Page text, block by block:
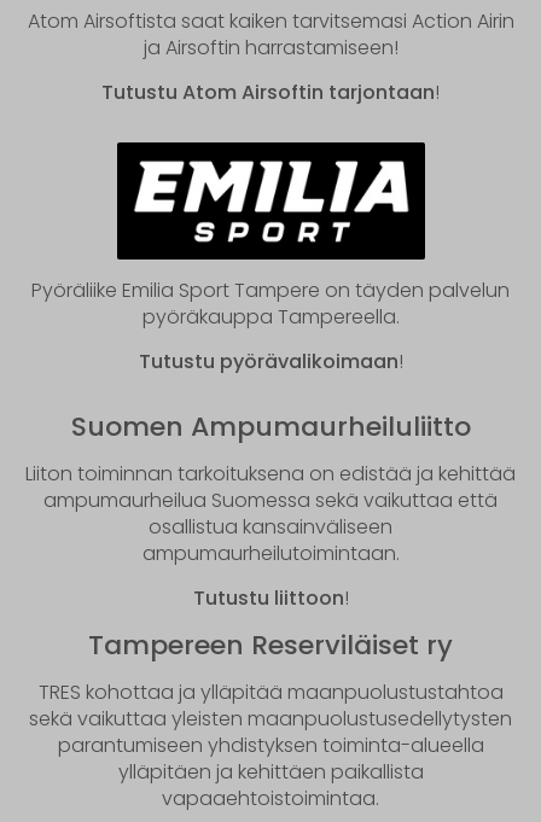
Atom Airsoftista saat kaiken tarvitsemasi Action Airin
ja Airsoftin harrastamiseen!
Tutustu Atom Airsoftin tarjontaan!
Pyöräliike Emilia Sport Tampere on täyden palvelun
pyöräkauppa Tampereella.
Tutustu pyörävalikoimaan!
Suomen Ampumaurheiluliitto
Liiton toiminnan tarkoituksena on edistää ja kehittää
ampumaurheilua Suomessa sekä vaikuttaa että
osallistua kansainväliseen
ampumaurheilutoimintaan.
Tutustu liittoon!
Tampereen Reserviläiset ry
TRES kohottaa ja ylläpitää maanpuolustustahtoa
sekä vaikuttaa yleisten maanpuolustusedellytysten
parantumiseen yhdistyksen toiminta-alueella
ylläpitäen ja kehittäen paikallista
vapaaehtoistoimintaa.